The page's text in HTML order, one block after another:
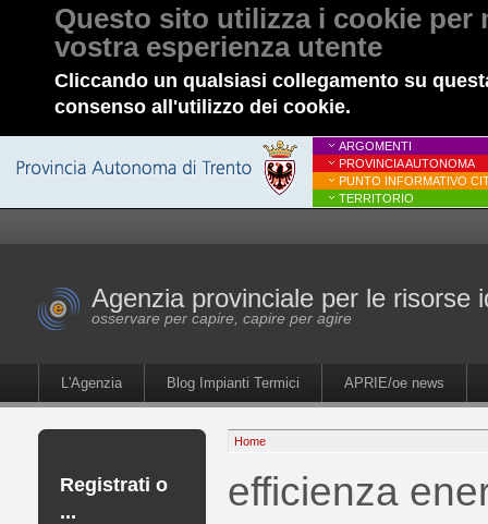
Questo sito utilizza i cookie per
vostra esperienza utente
Cliccando un qualsiasi collegamento su
consenso all'utilizzo dei cookie.
ARGOMENTI
PROVINCIA AUTONOMA
PUNTO INFORMATIVO
TERRITORIO
Agenzia provinciale per le risorse
osservare per capire, capire per agire
L'Agenzia Blog Impianti Termici APRIE/oe news
Registrati o
...
Home
efficienza